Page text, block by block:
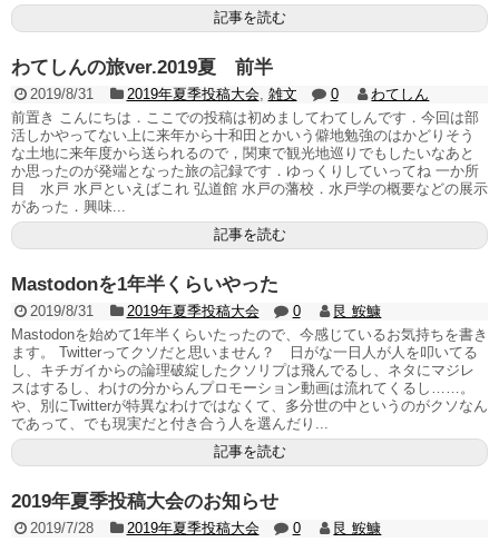
記事を読む
わてしんの旅ver.2019夏 前半
2019/8/31 2019年夏季投稿大会, 雑文 0
わてしん
前置き こんにちは．ここでの投稿は初めましてわてしんです．今回は部
活しかやってない上に来年から十和田とかいう僻地勉強のはかどりそう
な土地に来年度から送られるので，関東で観光地巡りでもしたいなあと
か思ったのが発端となった旅の記録です．ゆっくりしていってね 一か所
目 水戸 水戸といえばこれ 弘道館 水戸の藩校．水戸学の概要などの展示
があった．興味...
記事を読む
Mastodonを1年半くらいやった
2019/8/31 2019年夏季投稿大会 0
艮 鮟鱇
Mastodonを始めて1年半くらいたったので、今感じているお気持ちを書き
ます。 Twitterってクソだと思いません？ 日がな一日人が人を叩いてる
し、キチガイからの論理破綻したクソリプは飛んでるし、ネタにマジレ
スはするし、わけの分からんプロモーション動画は流れてくるし……。
や、別にTwitterが特異なわけではなくて、多分世の中というのがクソなん
であって、でも現実だと付き合う人を選んだり...
記事を読む
2019年夏季投稿大会のお知らせ
2019/7/28 2019年夏季投稿大会 0
艮 鮟鱇